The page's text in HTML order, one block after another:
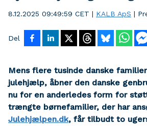
8.12.2025 09:49:59 CET | KALB ApS |
Del
Mens flere tusinde danske
julehjælp, åbner den danske
nu for en anderledes form for
trængte børnefamilier, der har
Julehjælpen.dk, får tilbudt to